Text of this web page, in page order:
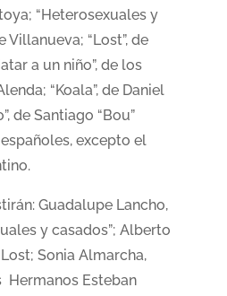
“Heterosexuales y
Villanueva; “Lost”, de
a un niño”, de los
“Koala”, de Daniel
de Santiago “Bou”
excepto el
Guadalupe Lancho,
y casados”; Alberto
Sonia Almarcha,
Hermanos Esteban